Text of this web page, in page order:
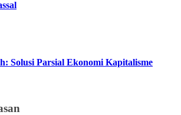
Solusi Parsial Ekonomi Kapitalisme